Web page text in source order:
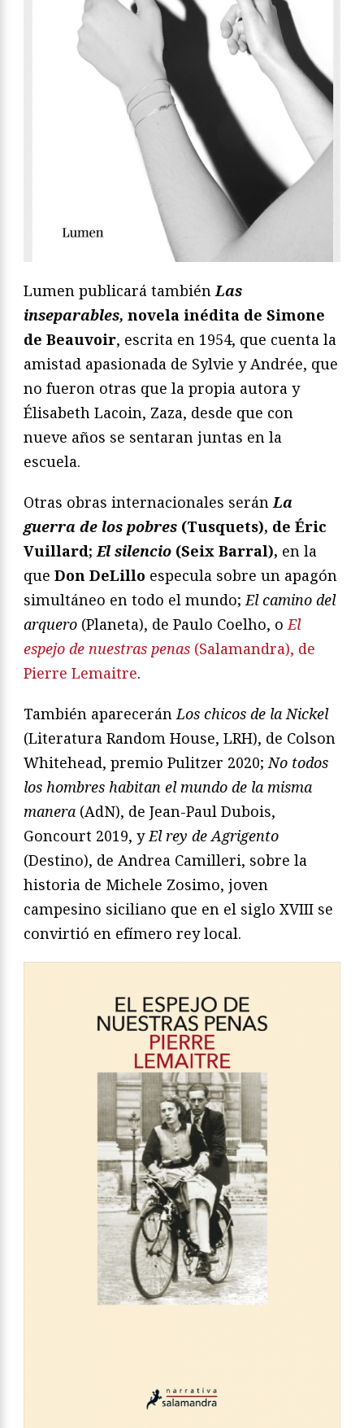
Lumen publicará tambiénLas
inseparables, novela inédita de Simone
de Beauvoir, escrita en 1954, que cuenta la
amistad apasionada de Sylvie y Andrée, que
no fueron otras que la propia autora y
Élisabeth Lacoin, Zaza, desde que con
nueve años se sentaran juntas en la
escuela.
Otras obras internacionales seránLa
guerra de los pobres (Tusquets), de Éric
Vuillard;El silencio (Seix Barral), en la
que Don DeLillo especula sobre un apagón
simultáneo en todo el mundo;El camino del
arquero (Planeta), de Paulo Coelho, oEl
espejo de nuestras penas (Salamandra), de
Pierre Lemaitre.
También apareceránLos chicos de la Nickel
(Literatura Random House, LRH), de Colson
Whitehead, premio Pulitzer 2020;No todos
los hombres habitan el mundo de la misma
manera (AdN), de Jean-Paul Dubois,
Goncourt 2019, yEl rey de Agrigento
(Destino), de Andrea Camilleri, sobre la
historia de Michele Zosimo, joven
campesino siciliano que en el siglo XVIII se
convirtió en efímero rey local.